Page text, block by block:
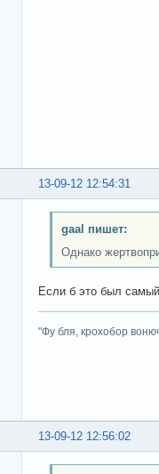
13-09-12 12:54:31
gaal пишет:
Однако
Если б это был
"Фу бля, крохобор
13-09-12 12:56:02